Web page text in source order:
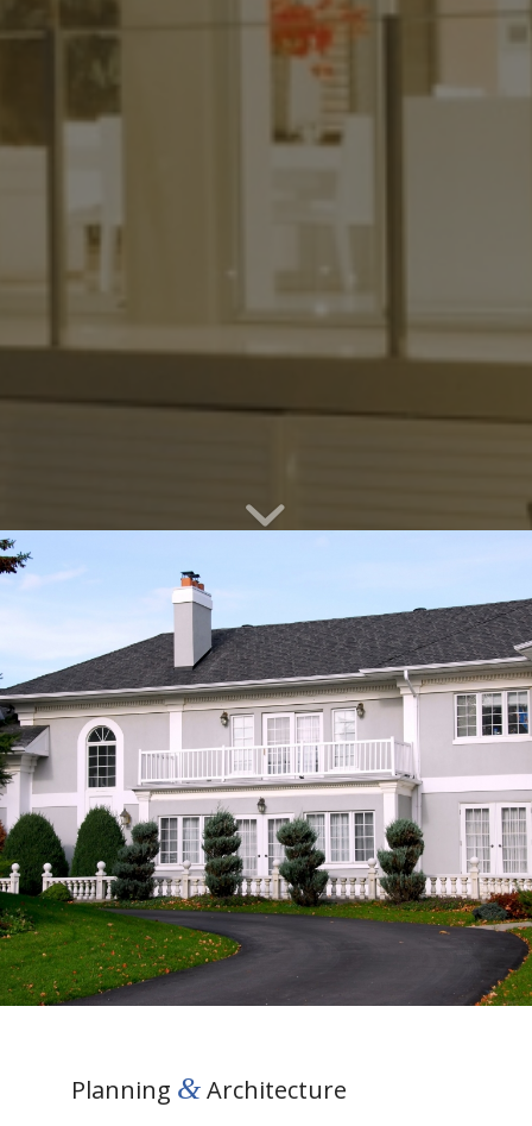
Planning &Architecture